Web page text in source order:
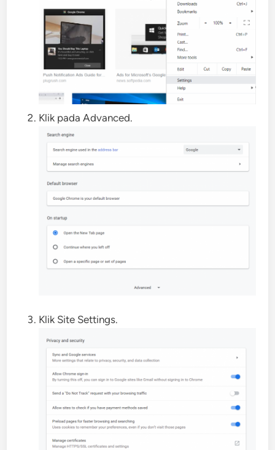
Klik pada Advanced.
Klik Site Settings.